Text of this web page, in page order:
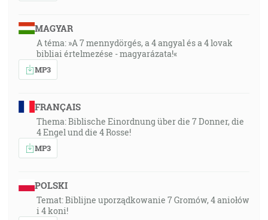
MAGYAR
A téma: »A 7 mennydörgés, a 4 angyal és a 4 lovak
bibliai értelmezése - magyarázata!«
MP3
FRANÇAIS
Thema: Biblische Einordnung über die 7 Donner, die
4 Engel und die 4 Rosse!
MP3
POLSKI
Temat: Biblijne uporządkowanie 7 Gromów, 4 aniołów
i 4 koni!